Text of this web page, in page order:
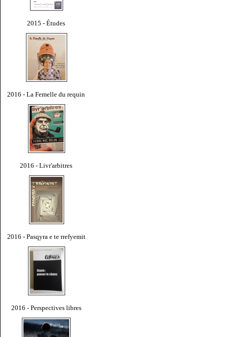
2015 - Études
2016 - La Femelle du requin
2016 - Livr'arbitres
2016 - Pasqyra e te rrefyemit
2016 - Perspectives libres